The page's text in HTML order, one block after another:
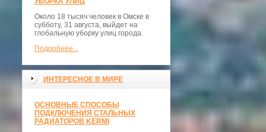
Около 18 тысяч человек в Омске в
субботу, 31 августа, выйдет на
глобальную уборку улиц города.
Подробнее...
ИНТЕРЕСНОЕ В МИРЕ
ОСНОВНЫЕ СПОСОБЫ
ПОДКЛЮЧЕНИЯ СТАЛЬНЫХ
РАДИАТОРОВ KERMI